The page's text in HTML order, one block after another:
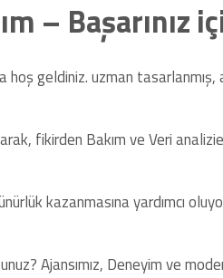
–
hoş geldiniz. uzman
fikirden Bakım ve Veri
kazanmasına yardımcı
Ajansımız, Deneyim ve